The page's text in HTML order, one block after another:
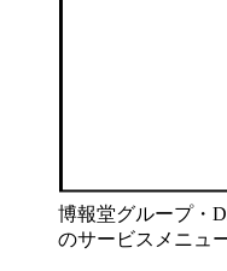
博報堂グループ・
のサービスメニュ